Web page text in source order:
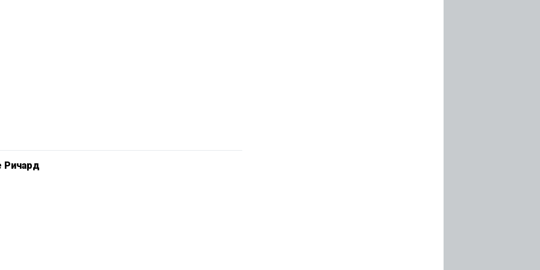
Ричард